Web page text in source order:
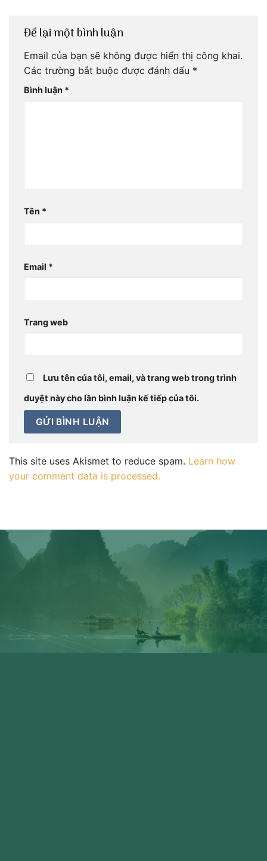
Để lại một bình luận
Email của bạn sẽ không được hiển thị công khai.
Các trường bắt buộc được đánh dấu *
Bình luận *
Tên *
Email *
Trang web
Lưu tên của tôi, email, và trang web trong trình
duyệt này cho lần bình luận kế tiếp của tôi.
This site uses Akismet to reduce spam. Learn how
your comment data is processed.